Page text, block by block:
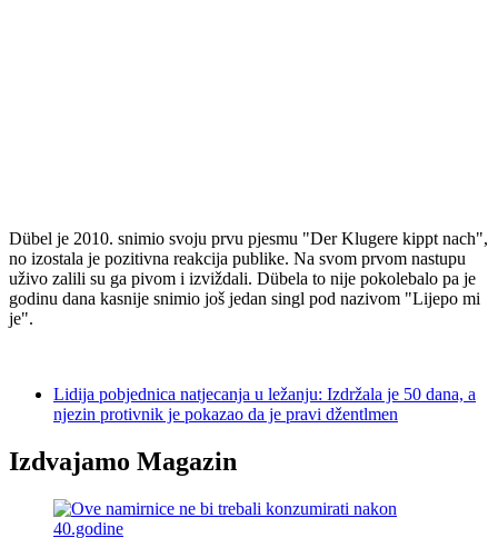
Dübel je 2010. snimio svoju prvu pjesmu "Der Klugere kippt nach",
no izostala je pozitivna reakcija publike. Na svom prvom nastupu
uživo zalili su ga pivom i izviždali. Dübela to nije pokolebalo pa je
godinu dana kasnije snimio još jedan singl pod nazivom "Lijepo mi
je".
Lidija pobjednica natjecanja u ležanju: Izdržala je 50 dana, a
njezin protivnik je pokazao da je pravi džentlmen
Izdvajamo Magazin